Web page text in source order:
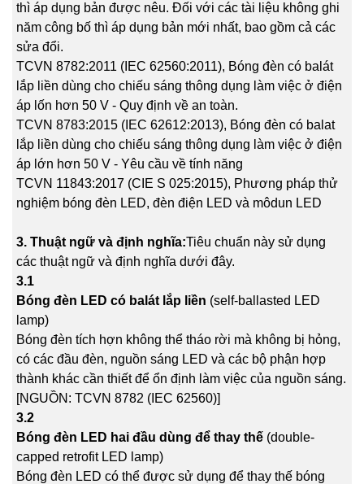
thì áp dụng bản được nêu. Đối với các tài liệu không ghi
năm công bố thì áp dụng bản mới nhất, bao gồm cả các
sửa đổi.
TCVN 8782:2011 (IEC 62560:2011), Bóng đèn có balát
lắp liền dùng cho chiếu sáng thông dụng làm việc ở điện
áp lốn hơn 50 V - Quy định về an toàn.
TCVN 8783:2015 (IEC 62612:2013), Bóng đèn có balat
lắp liền dùng cho chiếu sáng thông dụng làm việc ở điện
áp lớn hơn 50 V - Yêu cầu về tính năng
TCVN 11843:2017 (CIE S 025:2015), Phương pháp thử
nghiệm bóng đèn LED, đèn điện LED và môdun LED
3. Thuật ngữ và định nghĩa:Tiêu chuẩn này sử dụng
các thuật ngữ và định nghĩa dưới đây.
3.1
Bóng đèn LED có balát lắp liền (self-ballasted LED
lamp)
Bóng đèn tích hợn không thể tháo rời mà không bị hỏng,
có các đầu đèn, nguồn sáng LED và các bộ phận hợp
thành khác cần thiết để ổn định làm việc của nguồn sáng.
[NGUỒN: TCVN 8782 (IEC 62560)]
3.2
Bóng đèn LED hai đầu dùng để thay thế(double-
capped retrofit LED lamp)
Bóng đèn LED có thể được sử dụng để thay thế bóng